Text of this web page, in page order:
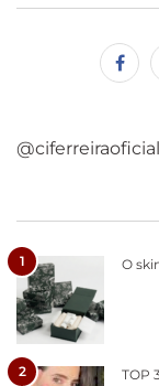
@ciferreiraoficial
1 O
2
TOP